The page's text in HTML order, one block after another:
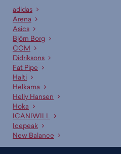
adidas
Arena
Asics
Björn Borg
CCM
Didriksons
Fat Pipe
Halti
Helkama
Helly Hansen
Hoka
ICANIWILL
Icepeak
New Balance